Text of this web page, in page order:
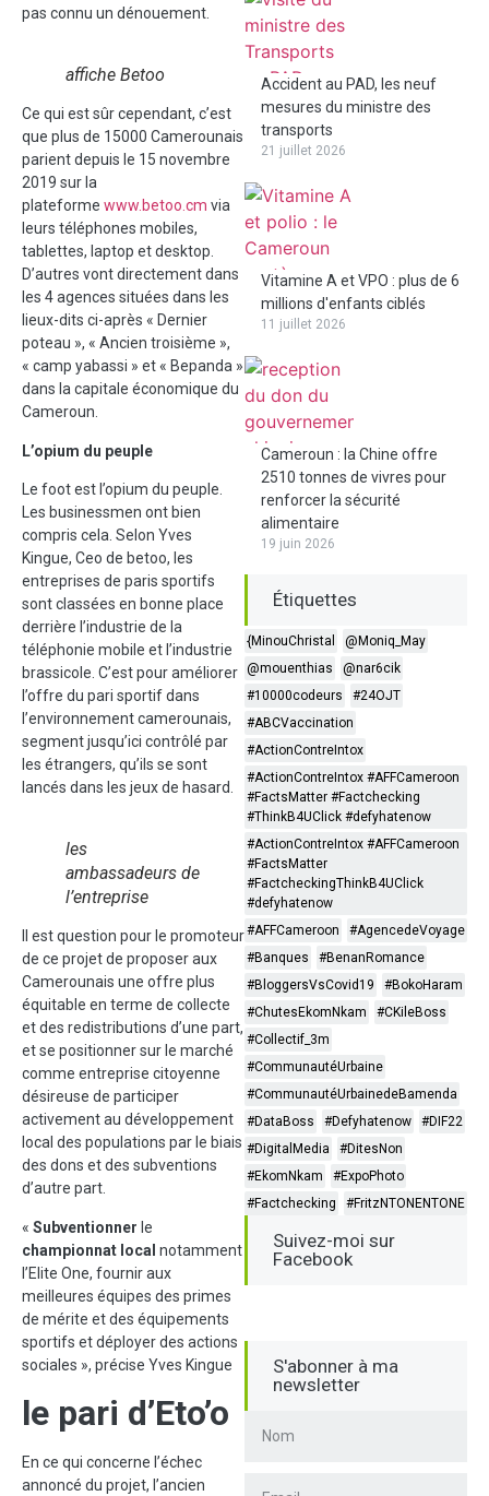
pas connu un dénouement.
affiche Betoo
Ce qui est sûr cependant, c’est
que plus de 15000 Camerounais
parient depuis le 15 novembre
2019 sur la
plateforme www.betoo.cm via
leurs téléphones mobiles,
tablettes, laptop et desktop.
D’autres vont directement dans
les 4 agences situées dans les
lieux-dits ci-après « Dernier
poteau », « Ancien troisième »,
« camp yabassi » et « Bepanda »
dans la capitale économique du
Cameroun.
L’opium du peuple
Le foot est l’opium du peuple.
Les businessmen ont bien
compris cela. Selon Yves
Kingue, Ceo de betoo, les
entreprises de paris sportifs
sont classées en bonne place
derrière l’industrie de la
téléphonie mobile et l’industrie
brassicole. C’est pour améliorer
l’offre du pari sportif dans
l’environnement camerounais,
segment jusqu’ici contrôlé par
les étrangers, qu’ils se sont
lancés dans les jeux de hasard.
les
ambassadeurs de
l’entreprise
Il est question pour le promoteur
de ce projet de proposer aux
Camerounais une offre plus
équitable en terme de collecte
et des redistributions d’une part,
et se positionner sur le marché
comme entreprise citoyenne
désireuse de participer
activement au développement
local des populations par le biais
des dons et des subventions
d’autre part.
« Subventionner le
championnat local notamment
l’Elite One, fournir aux
meilleures équipes des primes
de mérite et des équipements
sportifs et déployer des actions
sociales », précise Yves Kingue
le pari d’Eto’o
En ce qui concerne l’échec
annoncé du projet, l’ancien
Accident au PAD, les neuf
mesures du ministre des
transports
21 juillet 2026
Vitamine A et VPO : plus de 6
millions d'enfants ciblés
11 juillet 2026
Cameroun : la Chine offre
2510 tonnes de vivres pour
renforcer la sécurité
alimentaire
19 juin 2026
Étiquettes
{MinouChristal
@Moniq_May
@mouenthias
@nar6cik
#10000codeurs
#24OJT
#ABCVaccination
#ActionContreIntox
#ActionContreIntox #AFFCameroon
#FactsMatter #Factchecking
#ThinkB4UClick #defyhatenow
#ActionContreIntox #AFFCameroon
#FactsMatter
#FactcheckingThinkB4UClick
#defyhatenow
#AFFCameroon
#AgencedeVoyage
#Banques
#BenanRomance
#BloggersVsCovid19
#BokoHaram
#ChutesEkomNkam
#CKileBoss
#Collectif_3m
#CommunautéUrbaine
#CommunautéUrbainedeBamenda
#DataBoss
#Defyhatenow
#DIF22
#DigitalMedia
#DitesNon
#EkomNkam
#ExpoPhoto
#Factchecking
#FritzNTONENTONE
Suivez-moi sur
Facebook
S'abonner à ma
newsletter